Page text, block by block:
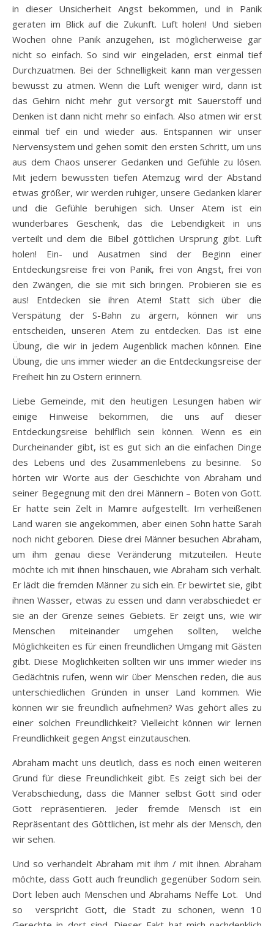
in dieser Unsicherheit Angst bekommen, und in Panik
geraten im Blick auf die Zukunft. Luft holen! Und sieben
Wochen ohne Panik anzugehen, ist möglicherweise gar
nicht so einfach. So sind wir eingeladen, erst einmal tief
Durchzuatmen. Bei der Schnelligkeit kann man vergessen
bewusst zu atmen. Wenn die Luft weniger wird, dann ist
das Gehirn nicht mehr gut versorgt mit Sauerstoff und
Denken ist dann nicht mehr so einfach. Also atmen wir erst
einmal tief ein und wieder aus. Entspannen wir unser
Nervensystem und gehen somit den ersten Schritt, um uns
aus dem Chaos unserer Gedanken und Gefühle zu lösen.
Mit jedem bewussten tiefen Atemzug wird der Abstand
etwas größer, wir werden ruhiger, unsere Gedanken klarer
und die Gefühle beruhigen sich. Unser Atem ist ein
wunderbares Geschenk, das die Lebendigkeit in uns
verteilt und dem die Bibel göttlichen Ursprung gibt. Luft
holen! Ein- und Ausatmen sind der Beginn einer
Entdeckungsreise frei von Panik, frei von Angst, frei von
den Zwängen, die sie mit sich bringen. Probieren sie es
aus! Entdecken sie ihren Atem! Statt sich über die
Verspätung der S-Bahn zu ärgern, können wir uns
entscheiden, unseren Atem zu entdecken. Das ist eine
Übung, die wir in jedem Augenblick machen können. Eine
Übung, die uns immer wieder an die Entdeckungsreise der
Freiheit hin zu Ostern erinnern.
Liebe Gemeinde, mit den heutigen Lesungen haben wir
einige Hinweise bekommen, die uns auf dieser
Entdeckungsreise behilflich sein können. Wenn es ein
Durcheinander gibt, ist es gut sich an die einfachen Dinge
des Lebens und des Zusammenlebens zu besinne. So
hörten wir Worte aus der Geschichte von Abraham und
seiner Begegnung mit den drei Männern – Boten von Gott.
Er hatte sein Zelt in Mamre aufgestellt. Im verheißenen
Land waren sie angekommen, aber einen Sohn hatte Sarah
noch nicht geboren. Diese drei Männer besuchen Abraham,
um ihm genau diese Veränderung mitzuteilen. Heute
möchte ich mit ihnen hinschauen, wie Abraham sich verhält.
Er lädt die fremden Männer zu sich ein. Er bewirtet sie, gibt
ihnen Wasser, etwas zu essen und dann verabschiedet er
sie an der Grenze seines Gebiets. Er zeigt uns, wie wir
Menschen miteinander umgehen sollten, welche
Möglichkeiten es für einen freundlichen Umgang mit Gästen
gibt. Diese Möglichkeiten sollten wir uns immer wieder ins
Gedächtnis rufen, wenn wir über Menschen reden, die aus
unterschiedlichen Gründen in unser Land kommen. Wie
können wir sie freundlich aufnehmen? Was gehört alles zu
einer solchen Freundlichkeit? Vielleicht können wir lernen
Freundlichkeit gegen Angst einzutauschen.
Abraham macht uns deutlich, dass es noch einen weiteren
Grund für diese Freundlichkeit gibt. Es zeigt sich bei der
Verabschiedung, dass die Männer selbst Gott sind oder
Gott repräsentieren. Jeder fremde Mensch ist ein
Repräsentant des Göttlichen, ist mehr als der Mensch, den
wir sehen.
Und so verhandelt Abraham mit ihm / mit ihnen. Abraham
möchte, dass Gott auch freundlich gegenüber Sodom sein.
Dort leben auch Menschen und Abrahams Neffe Lot. Und
so verspricht Gott, die Stadt zu schonen, wenn 10